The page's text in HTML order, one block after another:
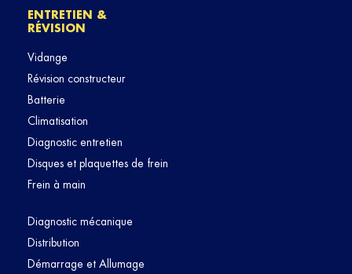
ENTRETIEN &
RÉVISION
Vidange
Révision constructeur
Batterie
Climatisation
Diagnostic entretien
Disques et plaquettes de frein
Frein à main
Diagnostic mécanique
Distribution
Démarrage et Allumage